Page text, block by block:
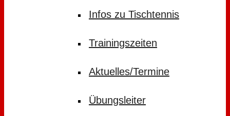
Infos zu Tischtennis
Trainingszeiten
Aktuelles/Termine
Übungsleiter